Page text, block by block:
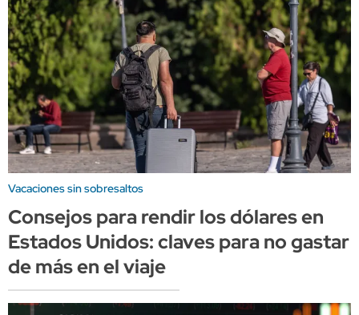
Vacaciones sin sobresaltos
Consejos para rendir los dólares en
Estados Unidos: claves para no gastar
de más en el viaje